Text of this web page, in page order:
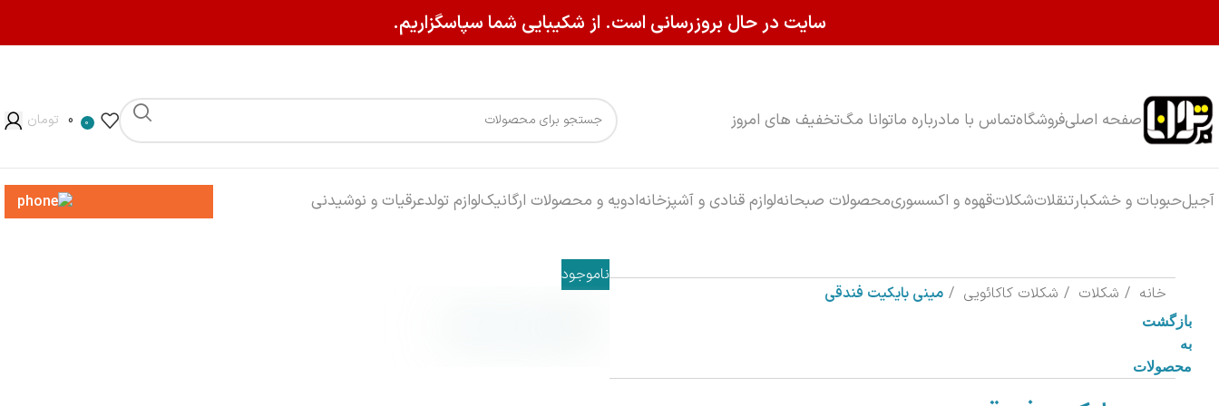
صفحه اصلیفروشگاهتماس با مادرباره ماتوانا مگتخفیف های امروز 0
0 تومان
آجیلحبوبات و خشکبارتنقلاتشکلاتقهوه و اکسسوریمحصولات صبحانهلوازم قنادی و آشپزخانهادویه و محصولات ارگانیکلوازم تولدعرقیات و نوشیدنی
ناموجود
خانه
شکلات شکلات کاکائویی مینی بایکیت فندقی
بازگشت
به
محصولات
سایت در حال بروزرسانی است. از شکیبایی شما سپاسگزاریم.